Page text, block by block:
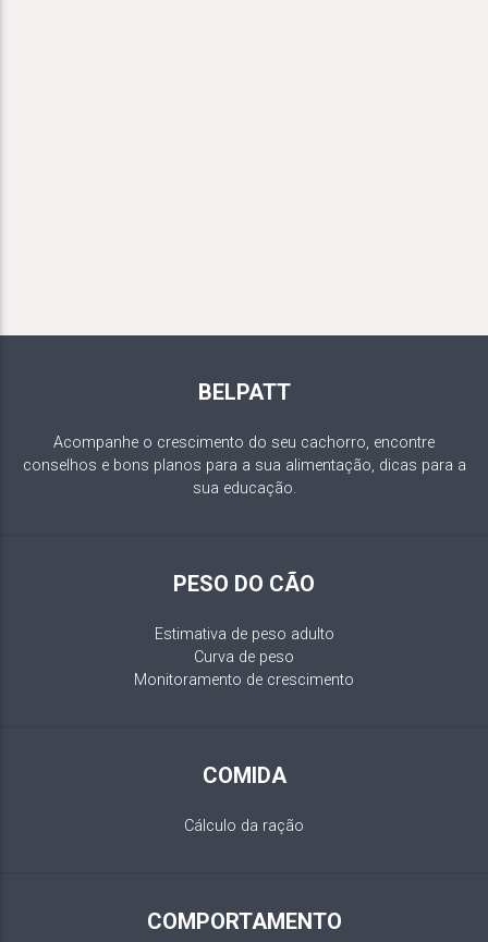
BELPATT
Acompanhe o crescimento do seu cachorro, encontre
conselhos e bons planos para a sua alimentação, dicas para a
sua educação.
PESO DO CÃO
Estimativa de peso adulto
Curva de peso
Monitoramento de crescimento
COMIDA
Cálculo da ração
COMPORTAMENTO